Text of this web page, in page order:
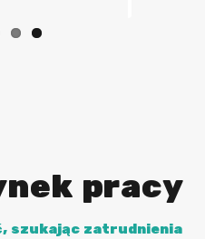
pracy
szukając zatrudnienia